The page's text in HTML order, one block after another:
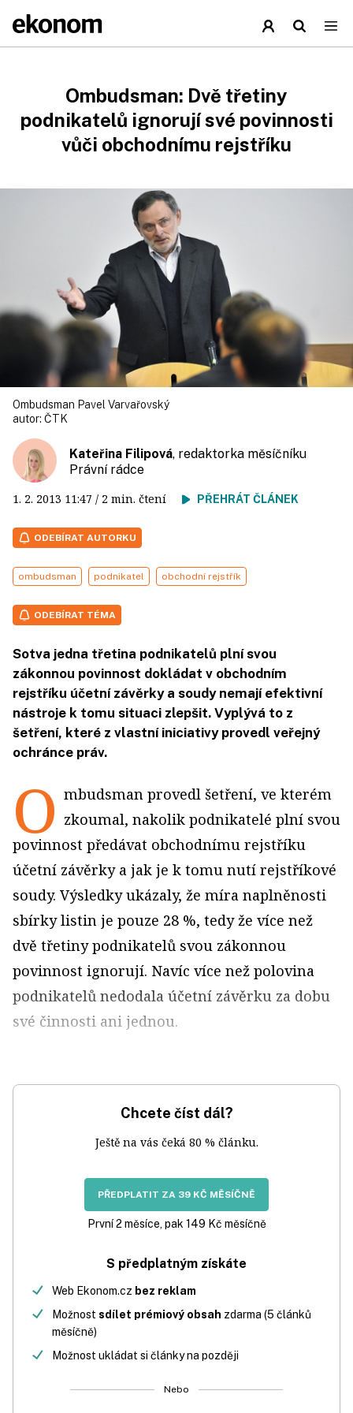
Ombudsman: Dvě třetiny
podnikatelů ignorují své povinnosti
vůči obchodnímu rejstříku
Ombudsman Pavel Varvařovský
autor: ČTK
Kateřina Filipová, redaktorka měsíčníku
Právní rádce
1. 2. 2013 11:47 / 2 min. čtení PŘEHRÁT ČLÁNEK
ODEBÍRAT AUTORKU
ombudsman podnikatel obchodní rejstřík
ODEBÍRAT TÉMA
Sotva jedna třetina podnikatelů plní svou
zákonnou povinnost dokládat v obchodním
rejstříku účetní závěrky a soudy nemají efektivní
nástroje k tomu situaci zlepšit. Vyplývá to z
šetření, které z vlastní iniciativy provedl veřejný
ochránce práv.
O mbudsman provedl šetření, ve kterém
zkoumal, nakolik podnikatelé plní svou
povinnost předávat obchodnímu rejstříku
účetní závěrky a jak je k tomu nutí rejstříkové
soudy. Výsledky ukázaly, že míra naplněnosti
sbírky listin je pouze 28 %, tedy že více než
dvě třetiny podnikatelů svou zákonnou
povinnost ignorují. Navíc více než polovina
podnikatelů nedodala účetní závěrku za dobu
své činnosti ani jednou.
Chcete číst dál?
Ještě na vás čeká 80 % článku.
PŘEDPLATIT ZA 39 KČ MĚSÍČNĚ
První 2 měsíce, pak 149 Kč měsíčně
S předplatným získáte
Web Ekonom.cz bez reklam
Možnost sdílet prémiový obsah zdarma (5 článků
měsíčně)
Možnost ukládat si články na později
Nebo